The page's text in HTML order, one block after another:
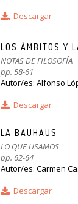
Descargar
LOS ÁMBITOS Y
NOTAS DE FILOSOFÍA
pp. 58-61
Autor/es: Alfonso
Descargar
LA BAUHAUS
LO QUE USAMOS
pp. 62-64
Autor/es: Carmen
Descargar